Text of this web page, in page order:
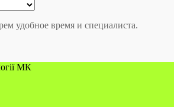
удобное время и специалиста.